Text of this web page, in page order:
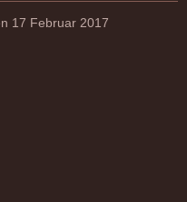
17 Februar 2017